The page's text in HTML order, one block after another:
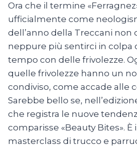
Ora che il termine
ufficialmente come
dell’anno della Treccani non
neppure più sentirci in colpa
tempo con delle frivolezze.
quelle frivolezze hanno un
condiviso, come accade alle
Sarebbe bello se,
che registra le nuove
comparisse «Beauty Bites».
masterclass di trucco e